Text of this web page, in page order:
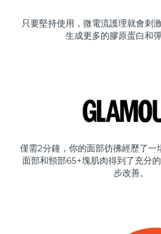
只要堅持使用，微電流護理就會刺
生成更多的膠原蛋白和彈
僅需2分鐘，你的面部彷彿經歷了一
面部和頸部65+塊肌肉得到了充分
步改善。